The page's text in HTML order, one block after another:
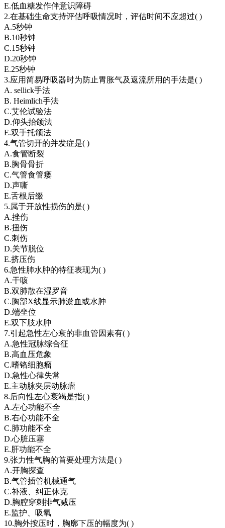
E.低血糖发作伴意识障碍
2.在基础生命支持评估呼吸情况时，评估时间不应超过( )
A.5秒钟
B.10秒钟
C.15秒钟
D.20秒钟
E.25秒钟
3.应用简易呼吸器时为防止胃胀气及返流所用的手法是( )
A. sellick手法
B. Heimlich手法
C.艾伦试验法
D.仰头抬颌法
E.双手托颌法
4.气管切开的并发症是( )
A.食管断裂
B.胸骨骨折
C.气管食管瘘
D.声嘶
E.舌根后缀
5.属于开放性损伤的是( )
A.挫伤
B.扭伤
C.刺伤
D.关节脱位
E.挤压伤
6.急性肺水肿的特征表现为( )
A.干咳
B.双肺散在湿罗音
C.胸部X线显示肺淤血或水肿
D.端坐位
E.双下肢水肿
7.引起急性左心衰的非血管因素有( )
A.急性冠脉综合征
B.高血压危象
C.嗜铬细胞瘤
D.急性心律失常
E.主动脉夹层动脉瘤
8.后向性左心衰竭是指( )
A.左心功能不全
B.右心功能不全
C.肺功能不全
D.心脏压塞
E.肝功能不全
9.张力性气胸的首要处理方法是( )
A.开胸探查
B.气管插管机械通气
C.补液、纠正休克
D.胸腔穿刺排气减压
E.监护、吸氧
10.胸外按压时，胸廓下压的幅度为( )